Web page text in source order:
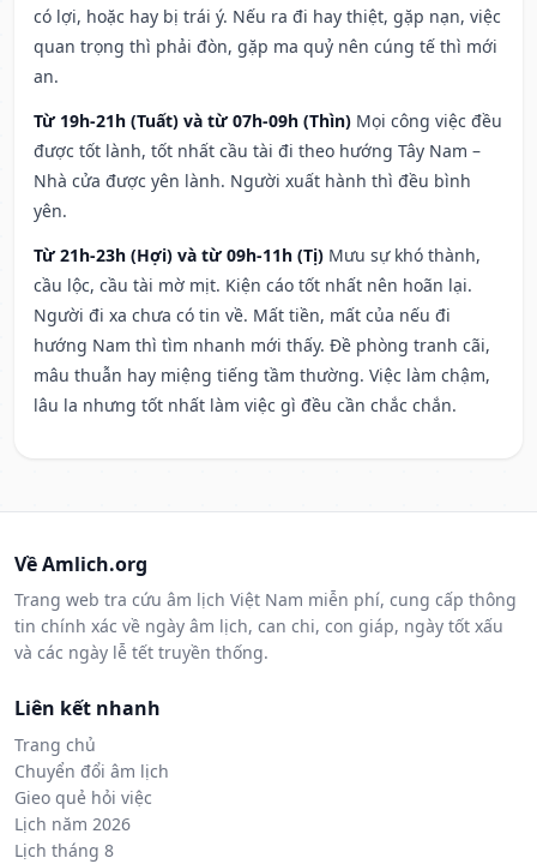
có lợi, hoặc hay bị trái ý. Nếu ra đi hay thiệt, gặp nạn, việc
quan trọng thì phải đòn, gặp ma quỷ nên cúng tế thì mới
an.
Từ 19h-21h (Tuất) và từ 07h-09h (Thìn) Mọi công việc đều
được tốt lành, tốt nhất cầu tài đi theo hướng Tây Nam –
Nhà cửa được yên lành. Người xuất hành thì đều bình
yên.
Từ 21h-23h (Hợi) và từ 09h-11h (Tị) Mưu sự khó thành,
cầu lộc, cầu tài mờ mịt. Kiện cáo tốt nhất nên hoãn lại.
Người đi xa chưa có tin về. Mất tiền, mất của nếu đi
hướng Nam thì tìm nhanh mới thấy. Đề phòng tranh cãi,
mâu thuẫn hay miệng tiếng tầm thường. Việc làm chậm,
lâu la nhưng tốt nhất làm việc gì đều cần chắc chắn.
Về Amlich.org
Trang web tra cứu âm lịch Việt Nam miễn phí, cung cấp thông
tin chính xác về ngày âm lịch, can chi, con giáp, ngày tốt xấu
và các ngày lễ tết truyền thống.
Liên kết nhanh
Trang chủ
Chuyển đổi âm lịch
Gieo quẻ hỏi việc
Lịch năm 2026
Lịch tháng 8